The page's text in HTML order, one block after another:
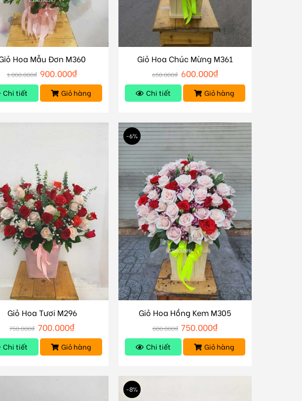
Hoa Mẫu Đơn M360
1.000.000₫ 900.000₫
Chi tiết Giỏ hàng
Giỏ Hoa Chúc Mừng M361
650.000₫ 600.000₫
Chi tiết Giỏ hàng
Giỏ Hoa Tươi M296
750.000₫ 700.000₫
Chi tiết Giỏ hàng
-6%
Giỏ Hoa Hồng Kem M305
800.000₫ 750.000₫
Chi tiết Giỏ hàng
-8%